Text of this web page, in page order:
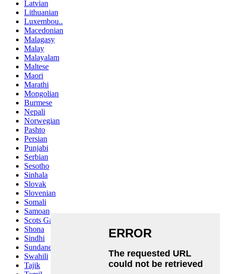
Latvian
Lithuanian
Luxembou..
Macedonian
Malagasy
Malay
Malayalam
Maltese
Maori
Marathi
Mongolian
Burmese
Nepali
Norwegian
Pashto
Persian
Punjabi
Serbian
Sesotho
Sinhala
Slovak
Slovenian
Somali
Samoan
Scots Gaelic
Shona
Sindhi
Sundanese
Swahili
Tajik